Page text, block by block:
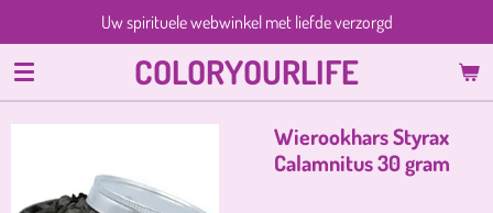
direct
naar
de
hoofdinhoud
COLORYOURLIFE
Uw spirituele webwinkel met liefde verzorgd
Wierookhars Styrax
Calamnitus 30 gram